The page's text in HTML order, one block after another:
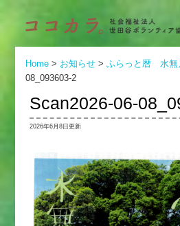
Home > お知らせ >ふらっと暦 水無
08_093603-2
Scan2026-06-
2026年6月8日更新